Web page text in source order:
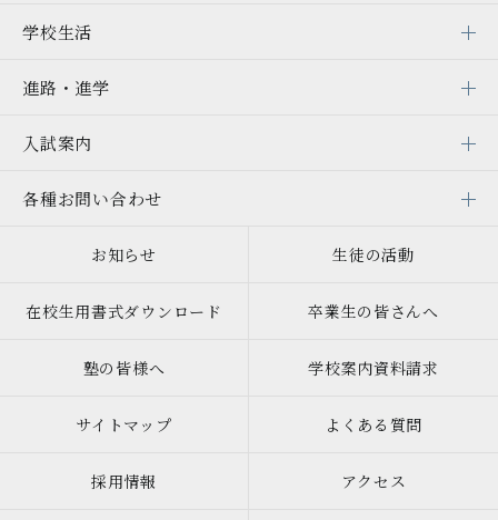
学校生活
進路・進学
入試案内
各種お問い合わせ
お知らせ 生徒の活動
在校生用書式ダウンロード 卒業生の皆さんへ
塾の皆様へ 学校案内資料請求
サイトマップ よくある質問
採用情報 アクセス